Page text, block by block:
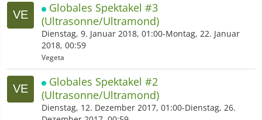
Globales Spektakel #3
(Ultrasonne/Ultramond)
Dienstag, 9. Januar 2018, 01:00-Montag, 22. Januar
2018, 00:59
Vegeta
Globales Spektakel #2
(Ultrasonne/Ultramond)
Dienstag, 12. Dezember 2017, 01:00-Dienstag, 26.